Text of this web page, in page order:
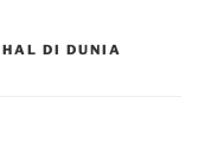
DI DUNIA